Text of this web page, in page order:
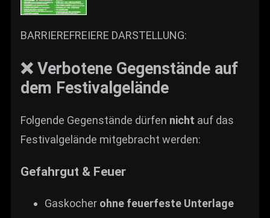
BARRIEREFREIERE DARSTELLUNG:
❌ Verbotene Gegenstände auf
dem Festivalgelände
Folgende Gegenstände dürfen nicht auf das
Festivalgelände mitgebracht werden:
Gefahrgut & Feuer
Gaskocher ohne feuerfeste Unterlage